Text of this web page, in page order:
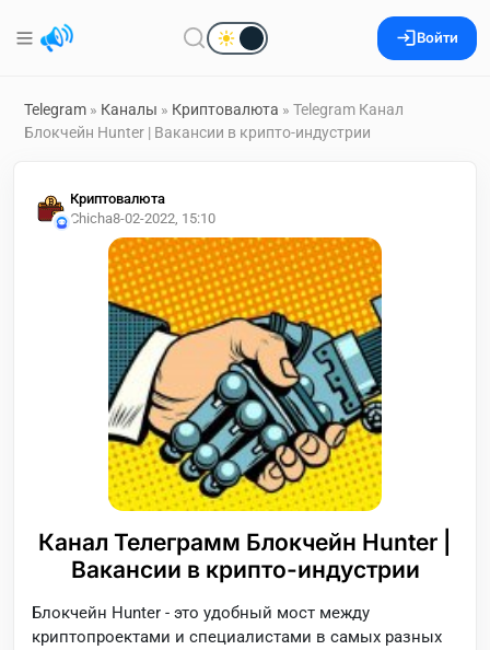
Войти
Telegram » Каналы » Криптовалюта » Telegram Канал
Блокчейн Hunter | Вакансии в крипто-индустрии
Криптовалюта
Chicha8-02-2022, 15:10
Канал Телеграмм Блокчейн Hunter |
Вакансии в крипто-индустрии
Блокчейн Hunter - это удобный мост между
криптопроектами и специалистами в самых разных